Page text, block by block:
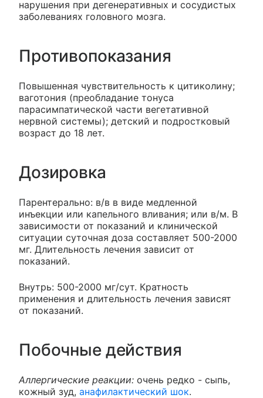
нарушения при дегенеративных и сосудистых
заболеваниях головного мозга.
Противопоказания
Повышенная чувствительность к цитиколину;
ваготония (преобладание тонуса
парасимпатической части вегетативной
нервной системы); детский и подростковый
возраст до 18 лет.
Дозировка
Парентерально: в/в в виде медленной
инъекции или капельного вливания; или в/м. В
зависимости от показаний и клинической
ситуации суточная доза составляет 500-2000
мг. Длительность лечения зависит от
показаний.
Внутрь: 500-2000 мг/сут. Кратность
применения и длительность лечения зависят
от показаний.
Побочные действия
Аллергические реакции: очень редко - сыпь,
кожный зуд, анафилактический шок.